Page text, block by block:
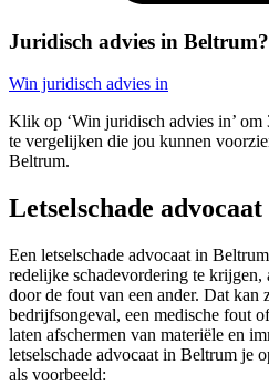
Juridisch advies in Beltrum?
Win juridisch advies in
Klik op ‘Win juridisch advies in’ om
te vergelijken die jou kunnen
Beltrum.
Letselschade
Een letselschade advocaat in
redelijke schadevordering te krijgen,
door de fout van een ander. Dat kan
bedrijfsongeval, een medische fout
laten afschermen van materiële en
letselschade advocaat in Beltrum je
als voorbeeld: